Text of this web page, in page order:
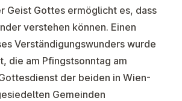
Geist Gottes ermöglicht es, dass
verstehen können. Einen
Verständigungswunders wurde
die am Pfingstsonntag am
der beiden in Wien-
Gemeinden